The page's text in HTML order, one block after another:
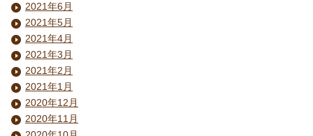
2021年6月
2021年5月
2021年4月
2021年3月
2021年2月
2021年1月
2020年12月
2020年11月